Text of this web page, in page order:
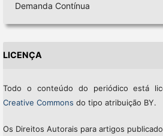
Demanda Contínua
LICENÇA
Todo o conteúdo do periódico está
Creative Commons do tipo atribuição BY.
Os Direitos Autorais para artigos